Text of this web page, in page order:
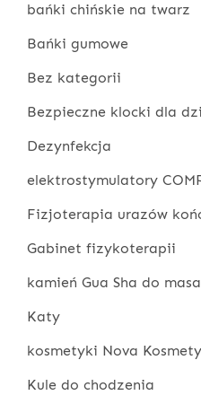
bańki chińskie na twarz
Bańki gumowe
Bez kategorii
Bezpieczne klocki dla
Dezynfekcja
elektrostymulatory
Fizjoterapia urazów
Gabinet fizykoterapii
kamień Gua Sha do
Katy
kosmetyki Nova
Kule do chodzenia